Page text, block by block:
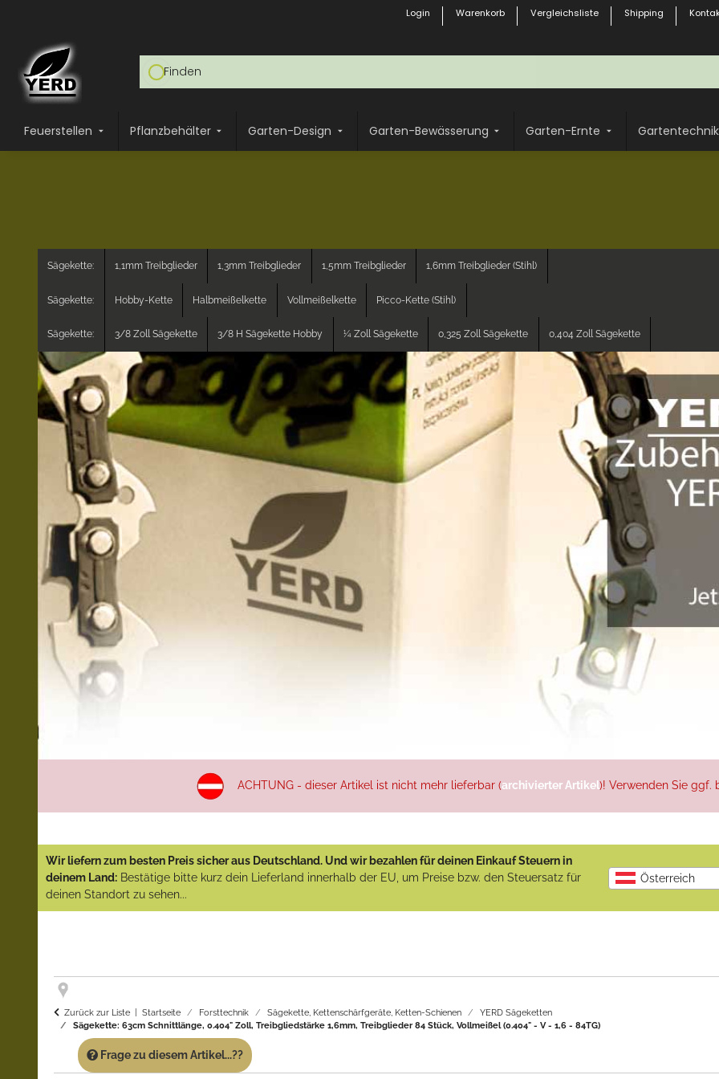
Login Warenkorb Vergleichsliste Shipping
Feuerstellen Pflanzbehälter Garten-Design Garten-Bewässerung Garten-Ernte Gartentechnik
Sägekette: 1,1mm Treibglieder 1,3mm Treibglieder 1,5mm Treibglieder 1,6mm Treibglieder (Stihl)
Sägekette: Hobby-Kette Halbmeißelkette Vollmeißelkette Picco-Kette (Stihl)
Sägekette: 3/8 Zoll Sägekette 3/8 H Sägekette Hobby ¼ Zoll Sägekette 0,325 Zoll Sägekette 0,404 Zoll Sägekette
ACHTUNG - dieser Artikel ist nicht mehr lieferbar (archivierter Artikel)! Verwenden Sie ggf.
Wir liefern zum besten Preis sicher aus Deutschland. Und wir bezahlen für deinen Einkauf Steuern in
deinem Land: Bestätige bitte kurz dein Lieferland innerhalb der EU, um Preise bzw. den Steuersatz für
deinen Standort zu sehen...
Österreich
Zurück zur Liste Startseite Forsttechnik Sägekette, Kettenschärfgeräte, Ketten-Schienen
YERD Sägeketten
Sägekette: 63cm Schnittlänge, 0.404" Zoll, Treibgliedstärke 1,6mm, Treibglieder 84 Stück, Vollmeißel (0.404" - V - 1,6 - 84TG)
Frage zu diesem Artikel...??